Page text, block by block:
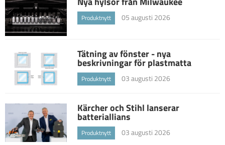
Produktnytt 05 augusti 2026
Tätning av fönster - nya
beskrivningar för plastmatta
Produktnytt 03 augusti 2026
Kärcher och Stihl lanserar
batteriallians
Produktnytt 03 augusti 2026